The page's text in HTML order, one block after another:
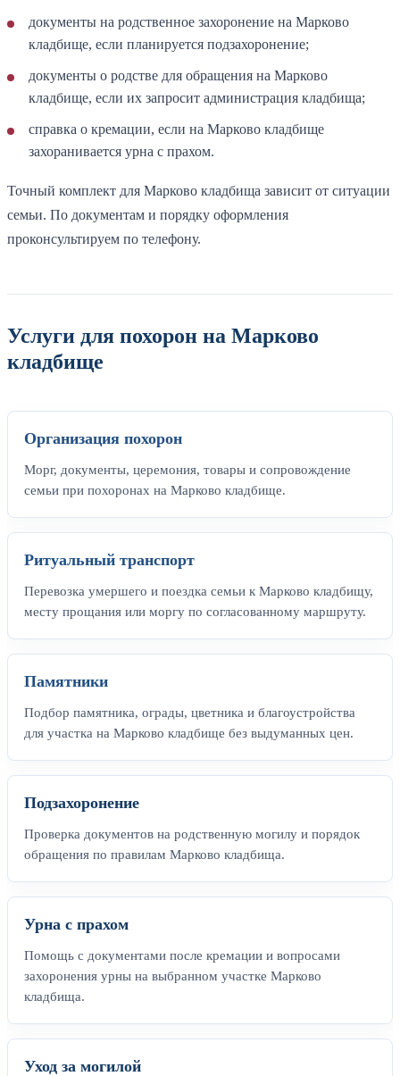
документы на родственное захоронение на Марково
кладбище, если планируется подзахоронение;
документы о родстве для обращения на Марково
кладбище, если их запросит администрация кладбища;
справка о кремации, если на Марково кладбище
захоранивается урна с прахом.
Точный комплект для Марково кладбища зависит от ситуации
семьи. По документам и порядку оформления
проконсультируем по телефону.
Услуги для похорон на Марково
кладбище
Организация похорон
Морг, документы, церемония, товары и сопровождение
семьи при похоронах на Марково кладбище.
Ритуальный транспорт
Перевозка умершего и поездка семьи к Марково кладбищу,
месту прощания или моргу по согласованному маршруту.
Памятники
Подбор памятника, ограды, цветника и благоустройства
для участка на Марково кладбище без выдуманных цен.
Подзахоронение
Проверка документов на родственную могилу и порядок
обращения по правилам Марково кладбища.
Урна с прахом
Помощь с документами после кремации и вопросами
захоронения урны на выбранном участке Марково
кладбища.
Уход за могилой